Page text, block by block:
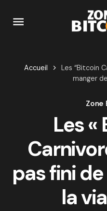
Accueil
Les “Bitcoin
manger
Zone
Les «
pas fini
la